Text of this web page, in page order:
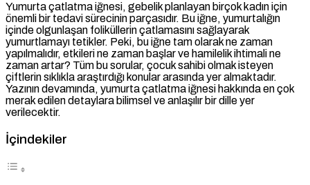
Yumurta çatlatma iğnesi, gebelik planlayan birçok kadın için
önemli bir tedavi sürecinin parçasıdır. Bu iğne, yumurtalığın
içinde olgunlaşan foliküllerin çatlamasını sağlayarak
yumurtlamayı tetikler. Peki, bu iğne tam olarak ne zaman
yapılmalıdır, etkileri ne zaman başlar ve hamilelik ihtimali ne
zaman artar? Tüm bu sorular, çocuk sahibi olmak isteyen
çiftlerin sıklıkla araştırdığı konular arasında yer almaktadır.
Yazının devamında, yumurta çatlatma iğnesi hakkında en çok
merak edilen detaylara bilimsel ve anlaşılır bir dille yer
verilecektir.
İçindekiler